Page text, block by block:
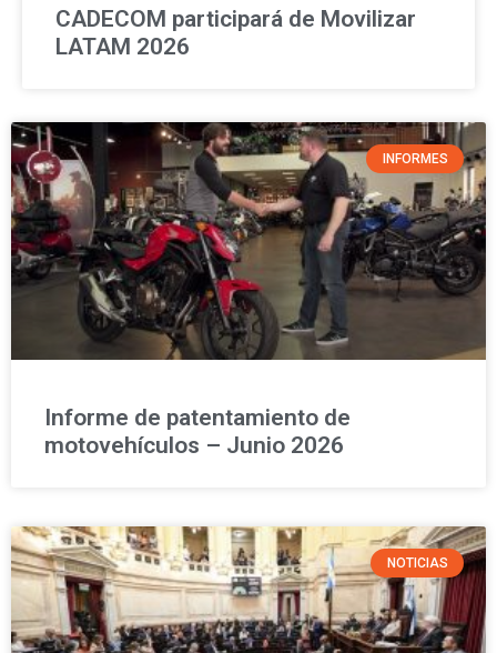
CADECOM participará de Movilizar
LATAM 2026
INFORMES
Informe de patentamiento de
motovehículos – Junio 2026
NOTICIAS